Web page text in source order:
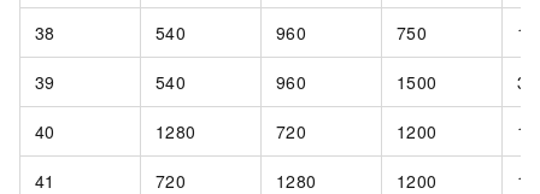
38 540 960 750 15
39 540 960 1500 30
40 1280 720 1200 15
41 720 1280 1200 15